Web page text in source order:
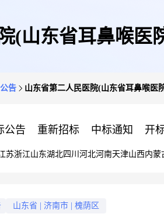
(山东省耳鼻喉医
告 山东省第二人民医院(山东省耳鼻喉医
公告 重新招标 中标通知 开
苏浙江山东湖北四川 河北河南天津山西内蒙
山东省 济南市 槐荫区